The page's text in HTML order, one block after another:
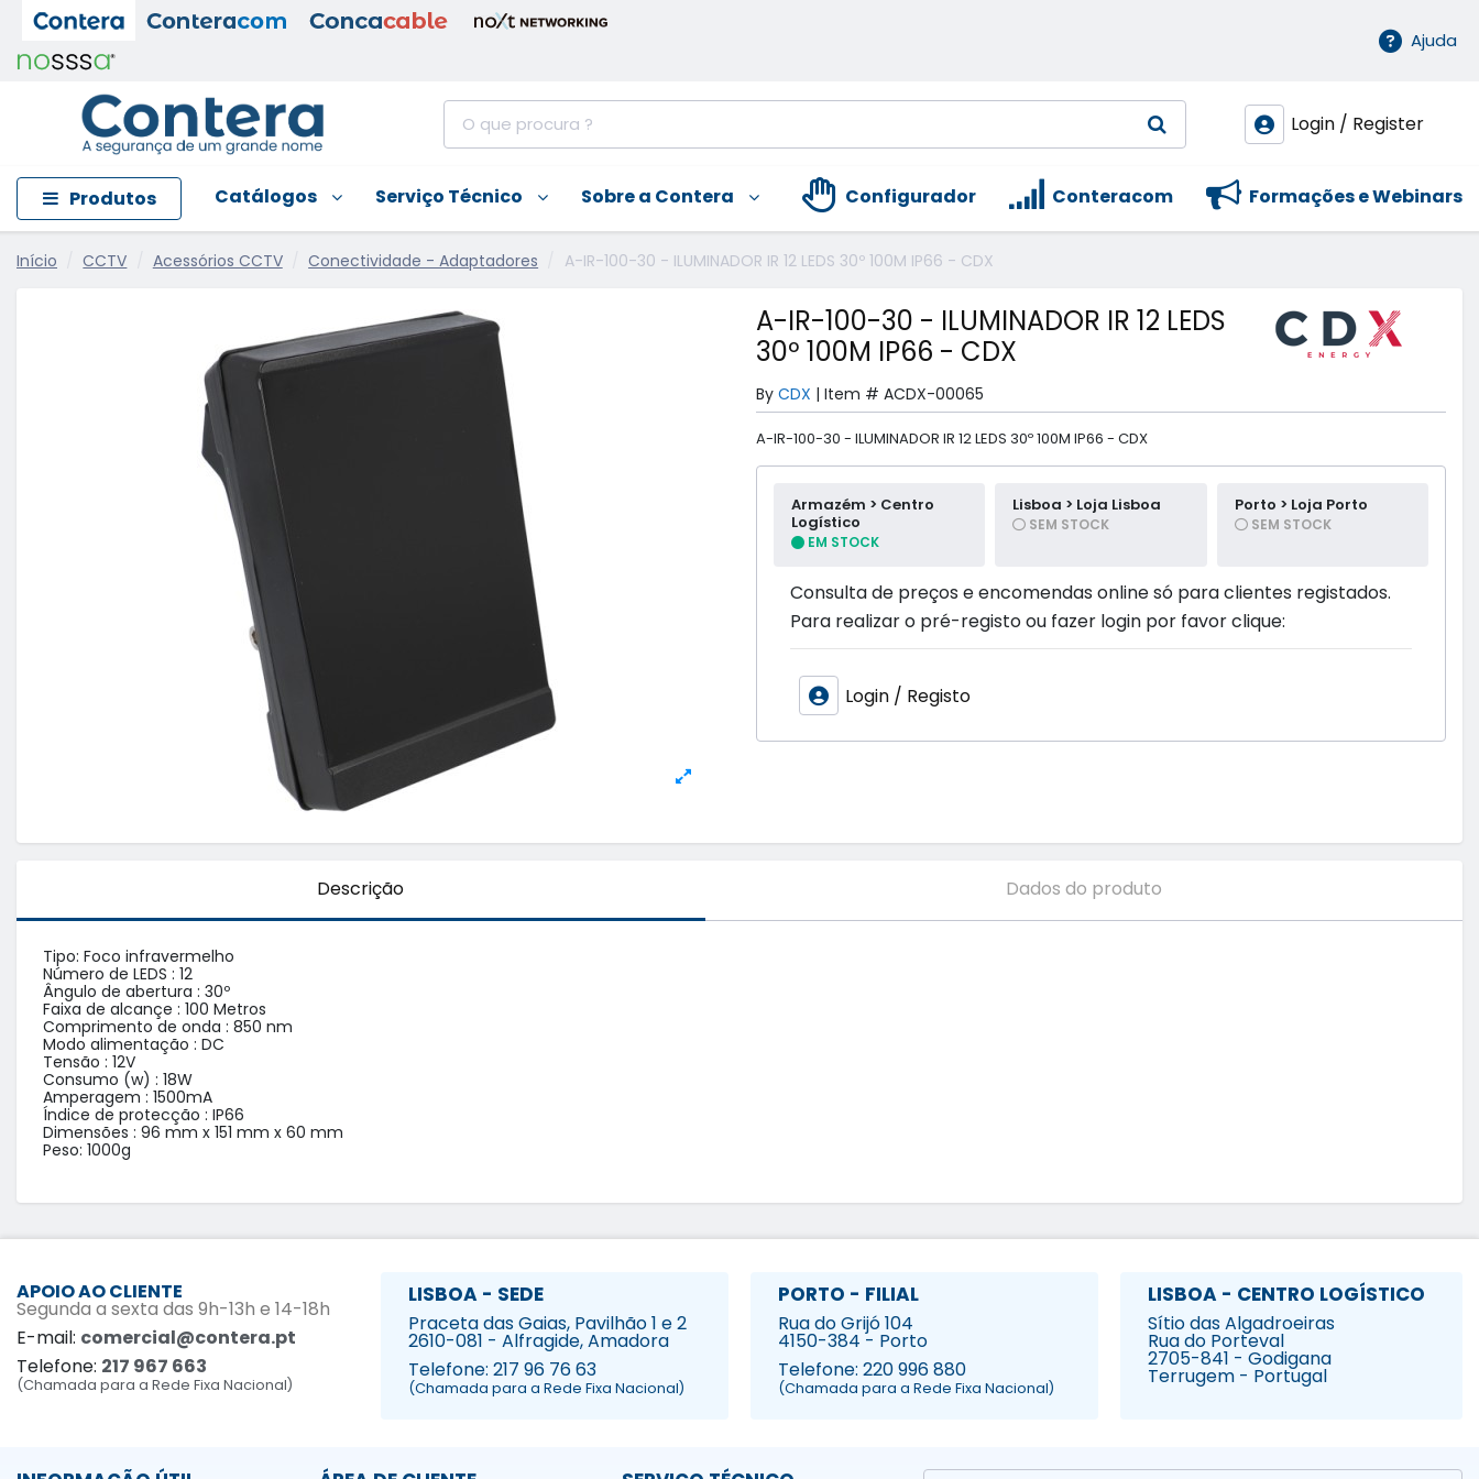
Ajuda
Login / Register
Produtos Catálogos Serviço Técnico Sobre a Contera Formações e Webinars
Conteracom
Configurador
Início CCTV Acessórios CCTV Conectividade - Adaptadores A-IR-100-30 - ILUMINADOR IR 12 LEDS 30º 100M IP66 - CDX
A-IR-100-30 - ILUMINADOR IR 12 LEDS
30º 100M IP66 - CDX
By CDX | Item # ACDX-00065
A-IR-100-30 - ILUMINADOR IR 12 LEDS 30º 100M IP66 - CDX
Armazém > Centro
Logístico
EM STOCK
Lisboa > Loja Lisboa
SEM STOCK
Porto > Loja Porto
SEM STOCK
Consulta de preços e encomendas online só para clientes registados.
Para realizar o pré-registo ou fazer login por favor clique:
Login / Registo
Descrição Dados do produto
Tipo: Foco infravermelho
Número de LEDS : 12
Ângulo de abertura : 30º
Faixa de alcançe : 100 Metros
Comprimento de onda : 850 nm
Modo alimentação : DC
Tensão : 12V
Consumo (w) : 18W
Amperagem : 1500mA
Índice de protecção : IP66
Dimensões : 96 mm x 151 mm x 60 mm
Peso: 1000g
APOIO AO CLIENTE
Segunda a sexta das 9h-13h e 14-18h
E-mail: comercial@contera.pt
Telefone: 217 967 663
(Chamada para a Rede Fixa Nacional)
LISBOA - SEDE
Praceta das Gaias, Pavilhão 1 e 2
2610-081 - Alfragide, Amadora
Telefone: 217 96 76 63
(Chamada para a Rede Fixa Nacional)
PORTO - FILIAL
Rua do Grijó 104
4150-384 - Porto
Telefone: 220 996 880
(Chamada para a Rede Fixa Nacional)
LISBOA - CENTRO LOGÍSTICO
Sítio das Algadroeiras
Rua do Porteval
2705-841 - Godigana
Terrugem - Portugal